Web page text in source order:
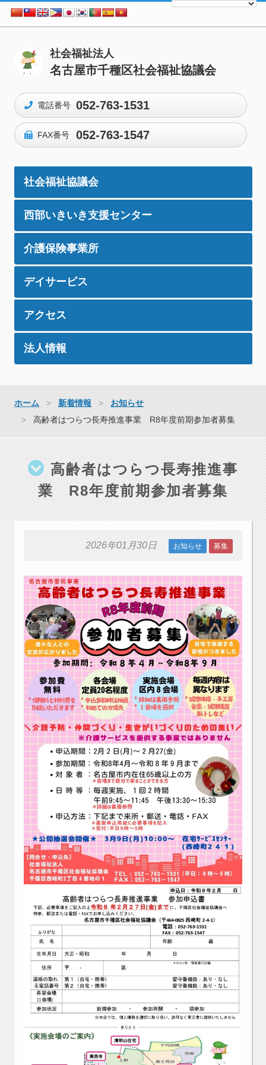
社会福祉法人
名古屋市千種区社会福祉協議会
電話番号 052-763-1531
FAX番号 052-763-1547
社会福祉協議会
西部いきいき支援センター
介護保険事業所
デイサービス
アクセス
法人情報
ホーム 新着情報
お知らせ
高齢者はつらつ長寿推進事業 R8年度前期参加者募集
高齢者はつらつ長寿推進事
業 R8年度前期参加者募集
2026年01月30日 お知らせ 募集